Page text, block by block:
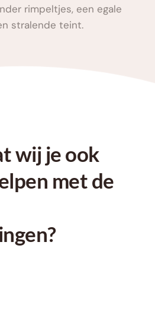
rimpeltjes, een egale
stralende teint.
wij je ook
met de